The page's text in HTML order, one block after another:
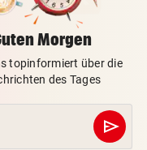
Morgen
topinformiert über die
des Tages
send